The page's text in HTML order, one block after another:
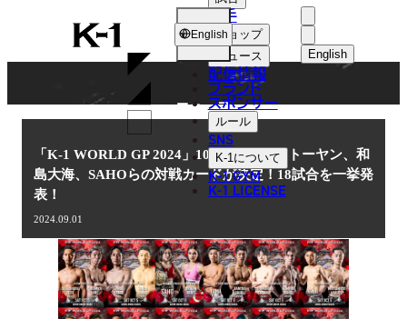
K-
1
English
한국어
中文（简体
選手
ショップ
ニュース
配信情報
ブランド
スポンサー
ルール
SNS
K-1について
K-1 GYM
K-1 LICENSE
English
NEWS
ニュース
「K-1 WORLD GP 2024」10.5(土)大阪 ストーヤン、和
島大海、SAHOらの対戦カードが決定！18試合を一挙発
表！
2024.09.01